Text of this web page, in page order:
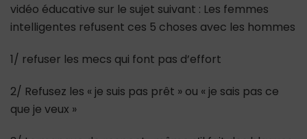
vidéo éducative sur le sujet suivant : Les femmes
intelligentes refusent ces 5 choses avec les hommes
1/ refuser les mecs qui font pas d’effort
2/ Refusez les « je suis pas prêt » ou « je sais pas ce
que je veux »